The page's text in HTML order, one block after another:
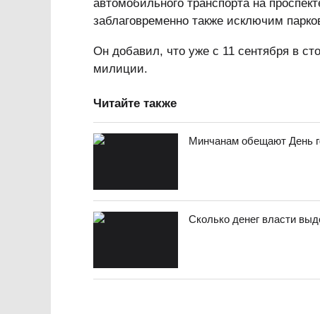
автомобильного транспорта на
заблаговременно также исключим
Он добавил, что уже с 11 сентября в
милиции.
Читайте также
Минчанам обещают День
Сколько денег власти